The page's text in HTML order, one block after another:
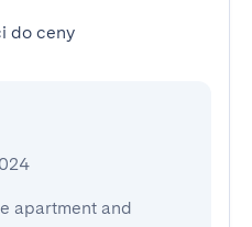
do ceny
apartment and